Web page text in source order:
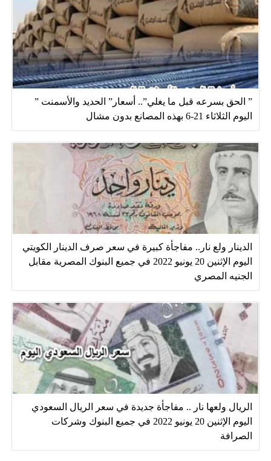
” الحق بسرعه قبل ما يغلي”.. أسعار” الحديد والأسمنت ”
اليوم الثلاثاء 21-6 بهذه المصانع بدون مشال
الدينار ولع نار.. مفاجأة كبيرة في سعر صرف الدينار الكويتي
اليوم الإثنين 20 يونيو 2022 في جميع البنوك المصرية مقابل
الجنيه المصري
الريال ولعها نار .. مفاجأة جديدة في سعر الريال السعودي
اليوم الإثنين 20 يونيو 2022 في جميع البنوك وشركات
الصرافة